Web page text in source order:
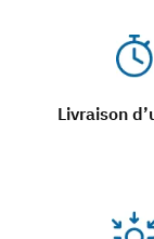
Livraison